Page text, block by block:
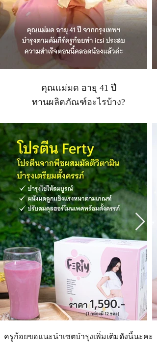
คุณแม่มด อายุ 41 ปี
ทานผลิตภัณฑ์อะไรบ้าง?
ครูก้อยขอแนะนำเซตบำรุงเพิ่มเติมดังนี้นะคะ